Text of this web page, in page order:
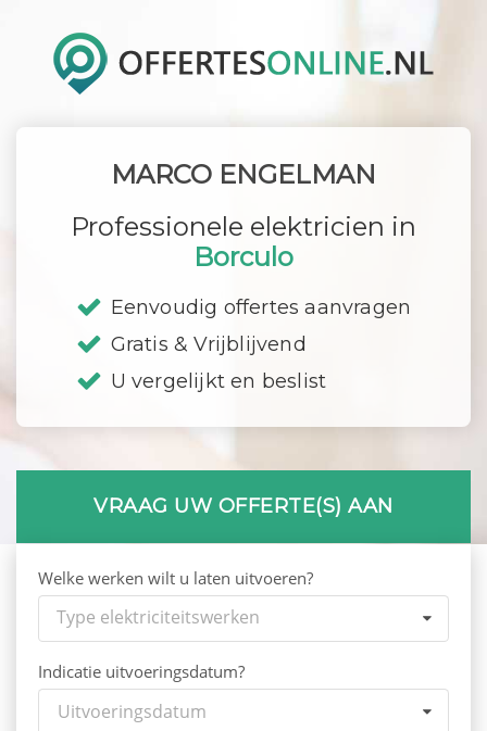
MARCO ENGELMAN
Professionele elektricien in
Borculo
Eenvoudig offertes aanvragen
Gratis & Vrijblijvend
U vergelijkt en beslist
VRAAG UW OFFERTE(S) AAN
Welke werken wilt u laten uitvoeren?
Type elektriciteitswerken
Indicatie uitvoeringsdatum?
Uitvoeringsdatum